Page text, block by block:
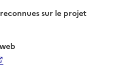
sur le projet